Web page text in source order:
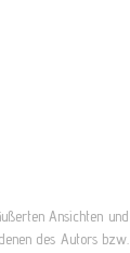
Ansichten und
des Autors bzw.